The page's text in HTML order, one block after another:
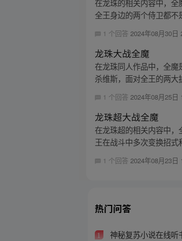
在龙珠的相关内容中，
全王身边的两个侍卫都
1 个回答 2024年08月30日
龙珠大战全魔
在龙珠同人作品中，全
杀维斯，面对全王的两
1 个回答 2024年08月25日
龙珠超大战全魔
在龙珠超的相关内容中
王在战斗中多次变换招
1 个回答2024年08月23日
热门问答
1 神秘复苏小说在线听